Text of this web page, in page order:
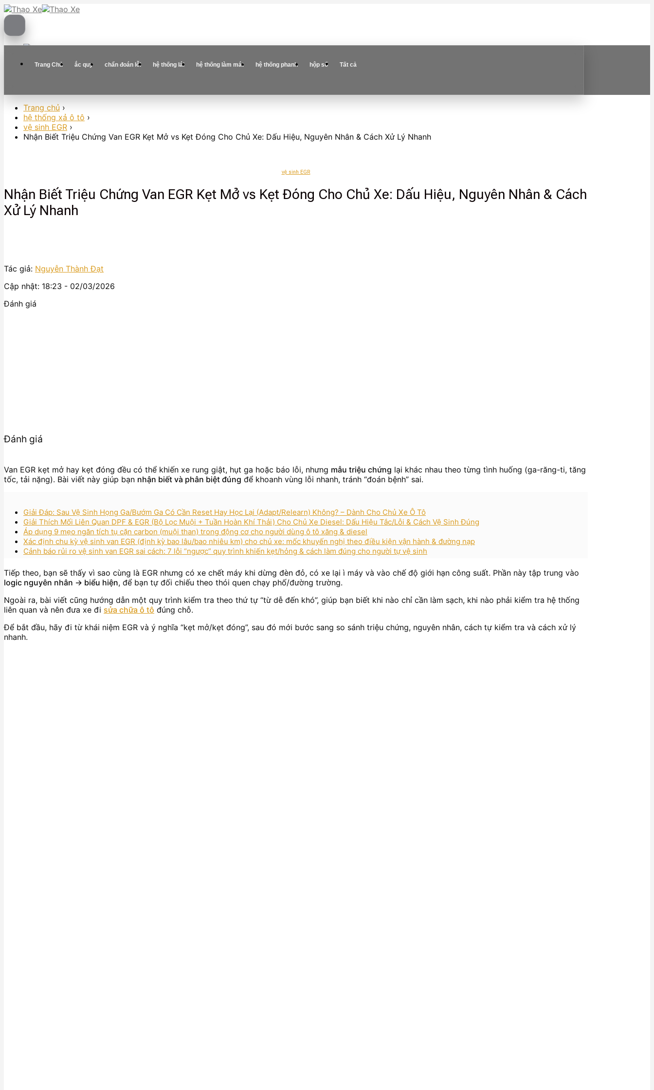
Skip
to
Trang Chủ ắc quy chẩn đoán lỗi hệ thống lái hệ thống làm mát hệ thống phanh hộp số Tất cả
Trang chủ ›
hệ thống xả ô tô ›
vệ sinh EGR ›
Nhận Biết Triệu Chứng Van EGR Kẹt Mở vs Kẹt Đóng Cho Chủ Xe: Dấu Hiệu, Nguyên Nhân & Cách Xử Lý Nhanh
vệ sinh EGR
Nhận Biết Triệu Chứng Van EGR Kẹt Mở vs Kẹt Đóng Cho Chủ Xe: Dấu Hiệu, Nguyên Nhân & Cách
Xử Lý Nhanh
Tác giả: Nguyễn Thành Đạt
Cập nhật: 18:23 - 02/03/2026
Đánh giá
Đánh giá
Van EGR kẹt mở hay kẹt đóng đều có thể khiến xe rung giật, hụt ga hoặc báo lỗi, nhưng mẫu triệu chứng lại khác nhau theo từng tình huống (ga-răng-ti, tăng
tốc, tải nặng). Bài viết này giúp bạn nhận biết và phân biệt đúng để khoanh vùng lỗi nhanh, tránh “đoán bệnh” sai.
Giải Đáp: Sau Vệ Sinh Họng Ga/Bướm Ga Có Cần Reset Hay Học Lại (Adapt/Relearn) Không? – Dành Cho Chủ Xe Ô Tô
Giải Thích Mối Liên Quan DPF & EGR (Bộ Lọc Muội + Tuần Hoàn Khí Thải) Cho Chủ Xe Diesel: Dấu Hiệu Tắc/Lỗi & Cách Vệ Sinh Đúng
Áp dụng 9 mẹo ngăn tích tụ cặn carbon (muội than) trong động cơ cho người dùng ô tô xăng & diesel
Xác định chu kỳ vệ sinh van EGR (định kỳ bao lâu/bao nhiêu km) cho chủ xe: mốc khuyến nghị theo điều kiện vận hành & đường nạp
Cảnh báo rủi ro vệ sinh van EGR sai cách: 7 lỗi “ngược” quy trình khiến kẹt/hỏng & cách làm đúng cho người tự vệ sinh
Tiếp theo, bạn sẽ thấy vì sao cùng là EGR nhưng có xe chết máy khi dừng đèn đỏ, có xe lại ì máy và vào chế độ giới hạn công suất. Phần này tập trung vào
logic nguyên nhân → biểu hiện, để bạn tự đối chiếu theo thói quen chạy phố/đường trường.
Ngoài ra, bài viết cũng hướng dẫn một quy trình kiểm tra theo thứ tự “từ dễ đến khó”, giúp bạn biết khi nào chỉ cần làm sạch, khi nào phải kiểm tra hệ thống
liên quan và nên đưa xe đi sửa chữa ô tô đúng chỗ.
Để bắt đầu, hãy đi từ khái niệm EGR và ý nghĩa “kẹt mở/kẹt đóng”, sau đó mới bước sang so sánh triệu chứng, nguyên nhân, cách tự kiểm tra và cách xử lý
nhanh.